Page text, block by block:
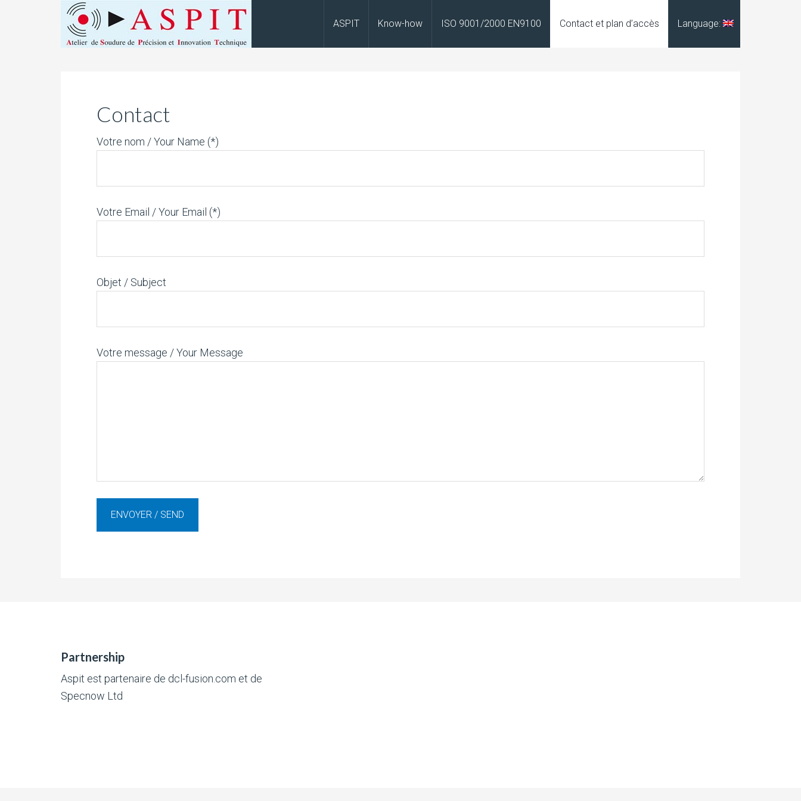
ASPIT Know-how ISO 9001/2000 EN9100 Contact et plan d’accès Language:
Contact
Votre nom / Your Name (*)
Votre Email / Your Email (*)
Objet / Subject
Votre message / Your Message
Partnership
Aspit est partenaire de dcl-fusion.com et de
Specnow Ltd